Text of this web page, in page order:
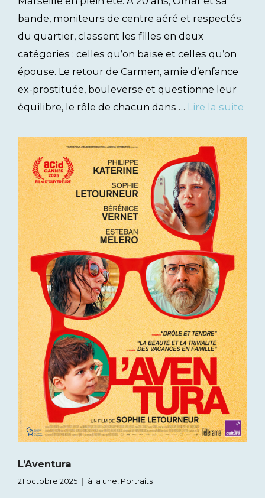
bande, moniteurs de centre aéré et respectés
du quartier, classent les filles en deux
catégories : celles qu’on baise et celles qu’on
épouse. Le retour de Carmen, amie d’enfance
ex-prostituée, bouleverse et questionne leur
équilibre, le rôle de chacun dans … Lire la suite
L’Aventura
21 octobre 2025 à la une, Portraits